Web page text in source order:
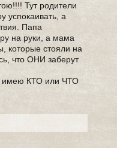
Тут родители
успокаивать, а
Папа
на руки, а мама
которые стояли на
что ОНИ заберут
имею КТО или ЧТО